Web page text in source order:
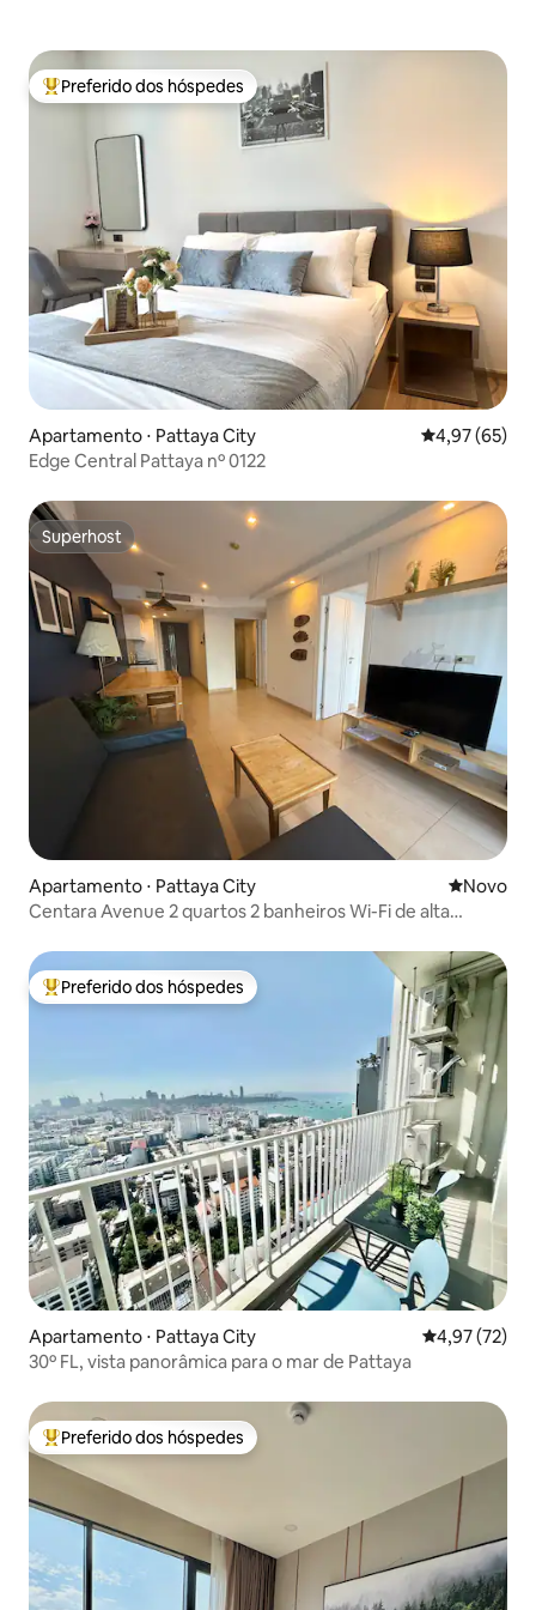
Entre os melhores preferidos dos hóspedes
Preferido dos hóspedes
Apartamento ⋅ Pattaya City 4,97 de uma
4,97 (65)
Edge Central Pattaya nº 0122
Superhost
Superhost
Apartamento ⋅ Pattaya City Novo
Novo
Centara Avenue 2 quartos 2 banheiros Wi-Fi de alta
Entre os melhores preferidos dos hóspedes
Preferido dos hóspedes
Apartamento ⋅ Pattaya City 4,97 de uma
4,97 (72)
30º FL, vista panorâmica para o mar de Pattaya
Entre os melhores preferidos dos hóspedes
Preferido dos hóspedes